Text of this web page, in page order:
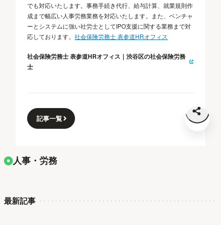
でも対応いたします。事務手続き代行、給与計算、就業規則作
成まで幅広い人事労務業務を対応いたします。また、ベンチャ
ーとシステムに強い社労士としてIPO支援に関する業務まで対
応しております。社会保険労務士 表参道HRオフィス
社会保険労務士 表参道HRオフィス｜渋谷区の社会保険労務
士
記事一覧
人事・労務
最新記事